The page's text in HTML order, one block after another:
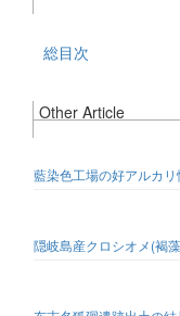
総目次
Other Article
藍染色工場の好アルカ
隠岐島産クロシオメ(褐